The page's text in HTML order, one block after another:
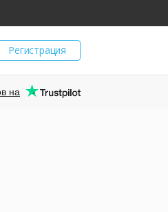
Регистрация
на